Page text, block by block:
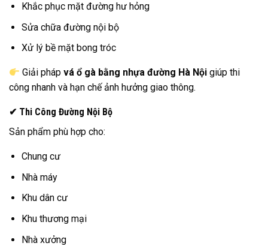
Khắc phục mặt đường hư hỏng
Sửa chữa đường nội bộ
Xử lý bề mặt bong tróc
Giải phápvá ổ gà bằng nhựa đường Hà Nội giúp thi
công nhanh và hạn chế ảnh hưởng giao thông.
✔ Thi Công Đường Nội Bộ
Sản phẩm phù hợp cho:
Chung cư
Nhà máy
Khu dân cư
Khu thương mại
Nhà xưởng